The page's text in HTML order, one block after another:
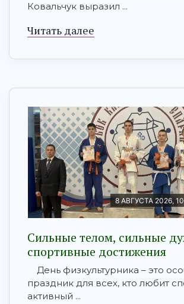
Ковальчук выразил ...
Читать далее
8 АВГУСТА 2026,
Сильные телом, сильные
спортивные достижения
День физкультурника – это
праздник для всех, кто любит
активный ...